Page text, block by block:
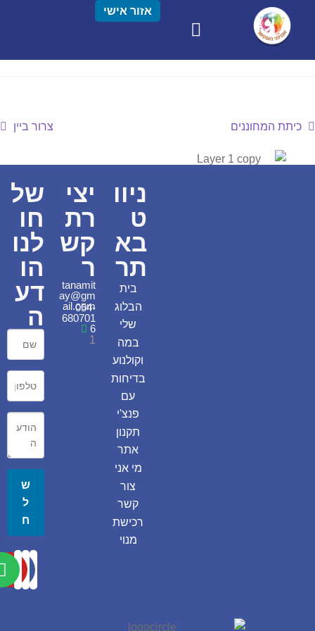
אזור אישי
כיתת המחוננים צרור ביין
ניוו
ט
בא
תר
בית
הבלוג
שלי
במה
וקולנוע
בדיחות
עם
פנצ'י
תקנון
אתר
מי אני
צור
קשר
רכישת
מנוי
יצי
רת
קש
ר
tanamit
ay@gm
ail.com
054-
680701
6
1
של
חו
לנו
הו
דע
ה
ש
ל
ח